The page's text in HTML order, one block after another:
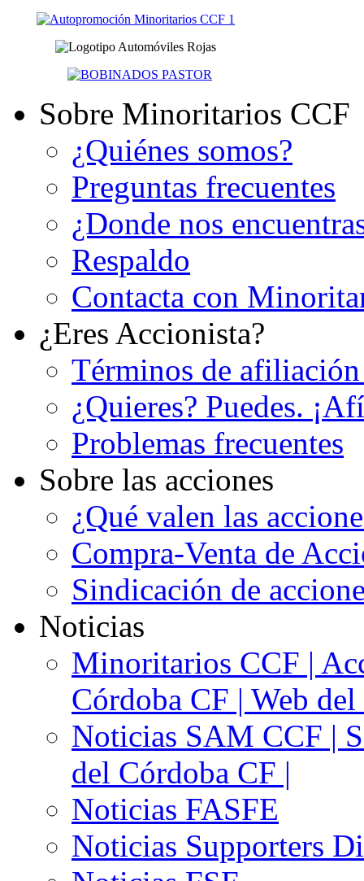
Sobre Minoritarios CCF
¿Quiénes somos?
Preguntas frecuentes
¿Donde nos
Respaldo
Contacta con
¿Eres Accionista?
Términos de
¿Quieres? Puedes.
Problemas frecuentes
Sobre las acciones
¿Qué valen las
Compra-Venta de
Sindicación de
Noticias
Minoritarios CCF |
Córdoba CF | Web
Noticias SAM CCF |
del Córdoba CF |
Noticias FASFE
Noticias Supporters